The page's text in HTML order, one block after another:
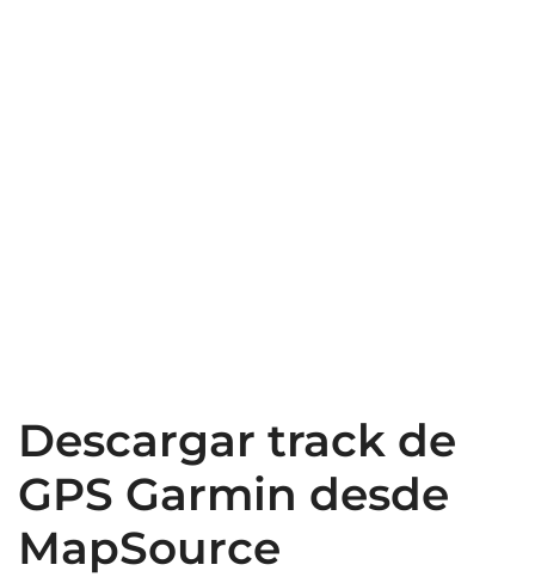
Descargar track de
GPS Garmin desde
MapSource